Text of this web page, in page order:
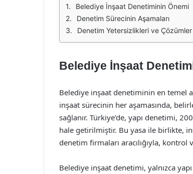
Belediye İnşaat Denetiminin Önemi
Denetim Sürecinin Aşamaları
Denetim Yetersizlikleri ve Çözümler
Belediye İnşaat
Belediye inşaat denetiminin en temel
inşaat sürecinin her aşamasında,
sağlanır. Türkiye’de, yapı denetimi,
hale getirilmiştir. Bu yasa ile birlikte,
denetim firmaları aracılığıyla, kontrol
Belediye inşaat denetimi, yalnızca